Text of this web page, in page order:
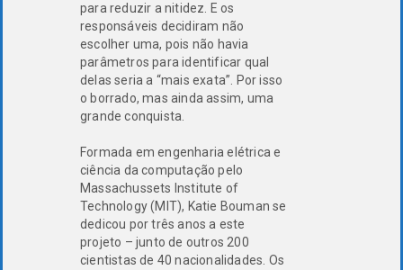
para reduzir a nitidez. E os
responsáveis decidiram não
escolher uma, pois não havia
parâmetros para identificar qual
delas seria a “mais exata”. Por isso
o borrado, mas ainda assim, uma
grande conquista.
Formada em engenharia elétrica e
ciência da computação pelo
Massachussets Institute of
Technology (MIT), Katie Bouman se
dedicou por três anos a este
projeto – junto de outros 200
cientistas de 40 nacionalidades. Os